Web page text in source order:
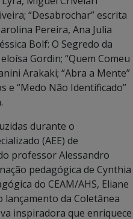
“Desabrochar” escrita
Pereira, Ana Julia
Bolf: O Segredo da
Gordin; “Quem Comeu
Arakaki; “Abra a Mente”
e “Medo Não Identificado”
durante o
(AEE) de
professor Alessandro
pedagógica de Cynthia
do CEAM/AHS, Eliane
lançamento da Coletânea
inspiradora que enriquece